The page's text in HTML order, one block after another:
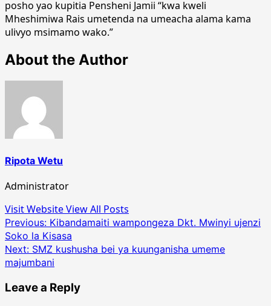
posho yao kupitia Pensheni Jamii “kwa kweli
Mheshimiwa Rais umetenda na umeacha alama kama
ulivyo msimamo wako.”
About the Author
Ripota Wetu
Administrator
Visit WebsiteView All Posts
Post
navigation
Previous: Kibandamaiti wampongeza Dkt. Mwinyi ujenzi
Soko la Kisasa
Next: SMZ kushusha bei ya kuunganisha umeme
majumbani
Leave a Reply